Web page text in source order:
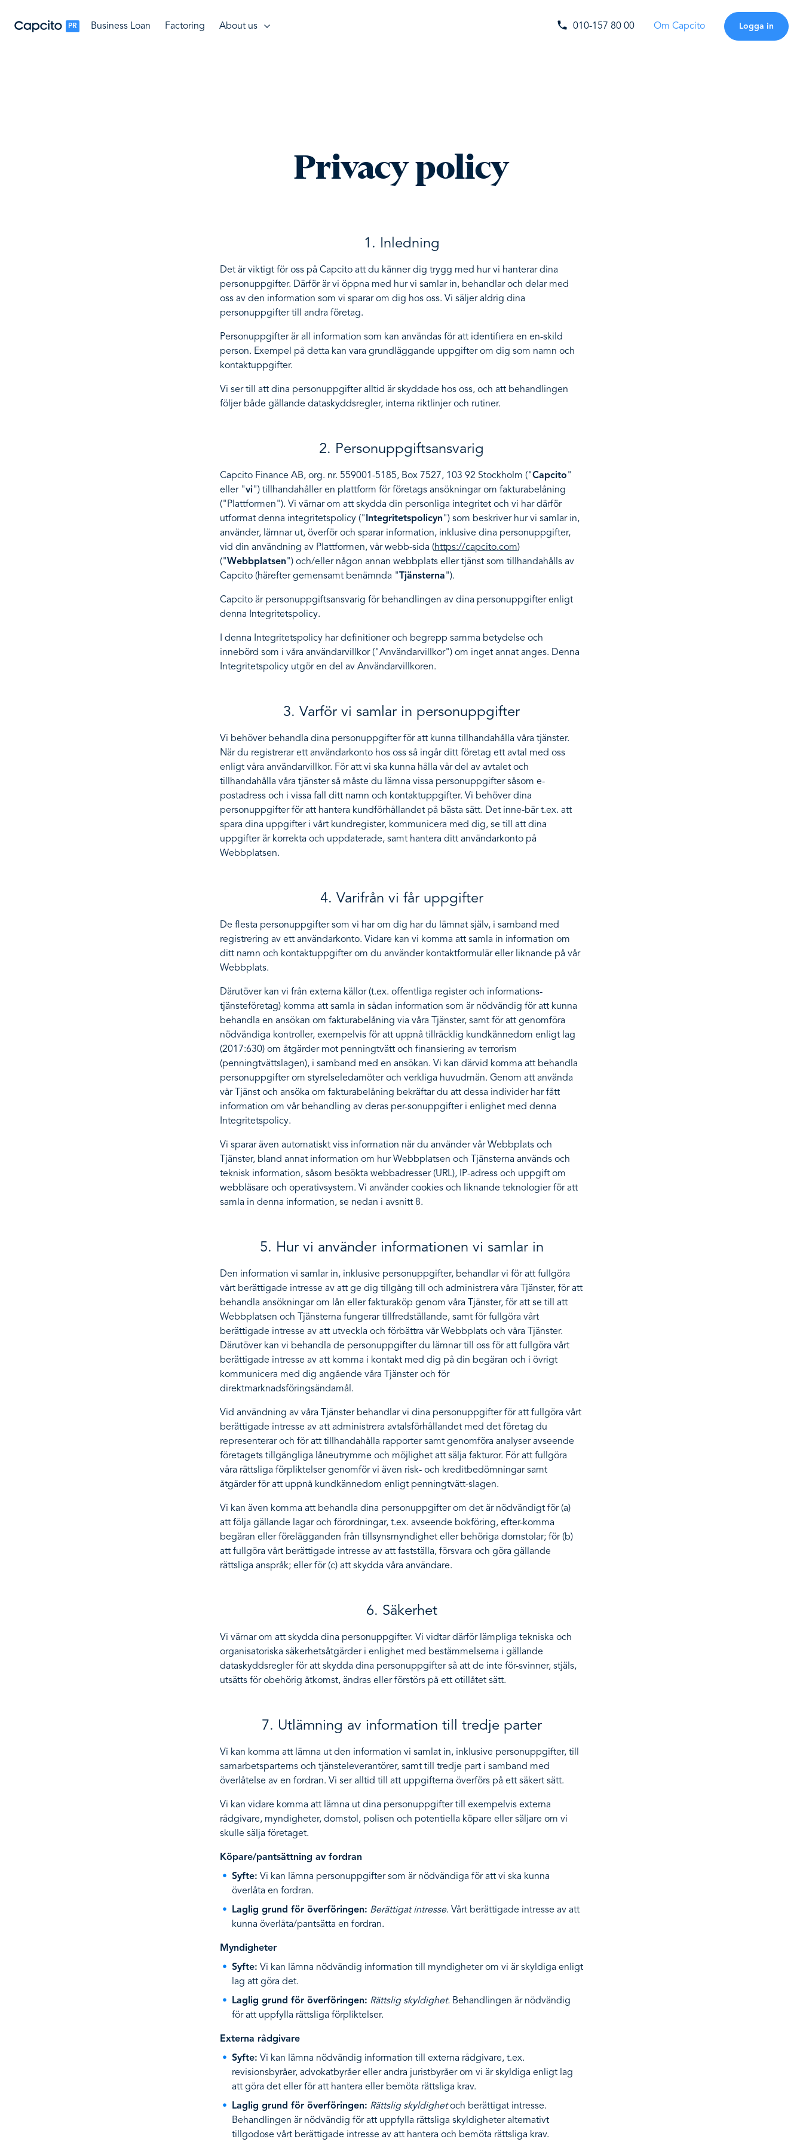
PR Business Loan Factoring About us 010-157 80 00 Om Capcito Logga in
Privacy policy
1. Inledning
Det är viktigt för oss på Capcito att du känner dig trygg med hur vi hanterar dina
personuppgifter. Därför är vi öppna med hur vi samlar in, behandlar och delar med
oss av den information som vi sparar om dig hos oss. Vi säljer aldrig dina
personuppgifter till andra företag.
Personuppgifter är all information som kan användas för att identifiera en en-skild
person. Exempel på detta kan vara grundläggande uppgifter om dig som namn och
kontaktuppgifter.
Vi ser till att dina personuppgifter alltid är skyddade hos oss, och att behandlingen
följer både gällande dataskyddsregler, interna riktlinjer och rutiner.
2. Personuppgiftsansvarig
Capcito Finance AB, org. nr. 559001-5185, Box 7527, 103 92 Stockholm ("Capcito"
eller "vi") tillhandahåller en plattform för företags ansökningar om fakturabelåning
("Plattformen"). Vi värnar om att skydda din personliga integritet och vi har därför
utformat denna integritetspolicy (" Integritetspolicyn") som beskriver hur vi samlar in,
använder, lämnar ut, överför och sparar information, inklusive dina personuppgifter,
vid din användning av Plattformen, vår webb-sida (https://capcito.com)
("Webbplatsen") och/eller någon annan webbplats eller tjänst som tillhandahålls av
Capcito (härefter gemensamt benämnda "
Tjänsterna").
Capcito är personuppgiftsansvarig för behandlingen av dina personuppgifter enligt
denna Integritetspolicy.
I denna Integritetspolicy har definitioner och begrepp samma betydelse och
innebörd som i våra användarvillkor ("Användarvillkor") om inget annat anges. Denna
Integritetspolicy utgör en del av Användarvillkoren.
3. Varför vi samlar in personuppgifter
Vi behöver behandla dina personuppgifter för att kunna tillhandahålla våra tjänster.
När du registrerar ett användarkonto hos oss så ingår ditt företag ett avtal med oss
enligt våra användarvillkor. För att vi ska kunna hålla vår del av avtalet och
tillhandahålla våra tjänster så måste du lämna vissa personuppgifter såsom e-
postadress och i vissa fall ditt namn och kontaktuppgifter. Vi behöver dina
personuppgifter för att hantera kundförhållandet på bästa sätt. Det inne-bär t.ex. att
spara dina uppgifter i vårt kundregister, kommunicera med dig, se till att dina
uppgifter är korrekta och uppdaterade, samt hantera ditt användarkonto på
Webbplatsen.
4. Varifrån vi får uppgifter
De flesta personuppgifter som vi har om dig har du lämnat själv, i samband med
registrering av ett användarkonto. Vidare kan vi komma att samla in information om
ditt namn och kontaktuppgifter om du använder kontaktformulär eller liknande på vår
Webbplats.
Därutöver kan vi från externa källor (t.ex. offentliga register och informations-
tjänsteföretag) komma att samla in sådan information som är nödvändig för att kunna
behandla en ansökan om fakturabelåning via våra Tjänster, samt för att genomföra
nödvändiga kontroller, exempelvis för att uppnå tillräcklig kundkännedom enligt lag
(2017:630) om åtgärder mot penningtvätt och finansiering av terrorism
(penningtvättslagen), i samband med en ansökan. Vi kan därvid komma att behandla
personuppgifter om styrelseledamöter och verkliga huvudmän. Genom att använda
vår Tjänst och ansöka om fakturabelåning bekräftar du att dessa individer har fått
information om vår behandling av deras per-sonuppgifter i enlighet med denna
Integritetspolicy.
Vi sparar även automatiskt viss information när du använder vår Webbplats och
Tjänster, bland annat information om hur Webbplatsen och Tjänsterna används och
teknisk information, såsom besökta webbadresser (URL), IP-adress och uppgift om
webbläsare och operativsystem. Vi använder cookies och liknande teknologier för att
samla in denna information, se nedan i avsnitt 8.
5. Hur vi använder informationen vi samlar in
Den information vi samlar in, inklusive personuppgifter, behandlar vi för att fullgöra
vårt berättigade intresse av att ge dig tillgång till och administrera våra Tjänster, för att
behandla ansökningar om lån eller fakturaköp genom våra Tjänster, för att se till att
Webbplatsen och Tjänsterna fungerar tillfredställande, samt för fullgöra vårt
berättigade intresse av att utveckla och förbättra vår Webbplats och våra Tjänster.
Därutöver kan vi behandla de personuppgifter du lämnar till oss för att fullgöra vårt
berättigade intresse av att komma i kontakt med dig på din begäran och i övrigt
kommunicera med dig angående våra Tjänster och för
direktmarknadsföringsändamål.
Vid användning av våra Tjänster behandlar vi dina personuppgifter för att fullgöra vårt
berättigade intresse av att administrera avtalsförhållandet med det företag du
representerar och för att tillhandahålla rapporter samt genomföra analyser avseende
företagets tillgängliga låneutrymme och möjlighet att sälja fakturor. För att fullgöra
våra rättsliga förpliktelser genomför vi även risk- och kreditbedömningar samt
åtgärder för att uppnå kundkännedom enligt penningtvätt-slagen.
Vi kan även komma att behandla dina personuppgifter om det är nödvändigt för (a)
att följa gällande lagar och förordningar, t.ex. avseende bokföring, efter-komma
begäran eller förelägganden från tillsynsmyndighet eller behöriga domstolar; för (b)
att fullgöra vårt berättigade intresse av att fastställa, försvara och göra gällande
rättsliga anspråk; eller för (c) att skydda våra användare.
6. Säkerhet
Vi värnar om att skydda dina personuppgifter. Vi vidtar därför lämpliga tekniska och
organisatoriska säkerhetsåtgärder i enlighet med bestämmelserna i gällande
dataskyddsregler för att skydda dina personuppgifter så att de inte för-svinner, stjäls,
utsätts för obehörig åtkomst, ändras eller förstörs på ett otillåtet sätt.
7. Utlämning av information till tredje parter
Vi kan komma att lämna ut den information vi samlat in, inklusive personuppgifter, till
samarbetsparterns och tjänsteleverantörer, samt till tredje part i samband med
överlåtelse av en fordran. Vi ser alltid till att uppgifterna överförs på ett säkert sätt.
Vi kan vidare komma att lämna ut dina personuppgifter till exempelvis externa
rådgivare, myndigheter, domstol, polisen och potentiella köpare eller säljare om vi
skulle sälja företaget.
Köpare/pantsättning av fordran
Syfte: Vi kan lämna personuppgifter som är nödvändiga för att vi ska kunna
överlåta en fordran.
Laglig grund för överföringen: Berättigat intresse. Vårt berättigade intresse av att
kunna överlåta/pantsätta en fordran.
Myndigheter
Syfte: Vi kan lämna nödvändig information till myndigheter om vi är skyldiga enligt
lag att göra det.
Laglig grund för överföringen: Rättslig skyldighet. Behandlingen är nödvändig
för att uppfylla rättsliga förpliktelser.
Externa rådgivare
Syfte: Vi kan lämna nödvändig information till externa rådgivare, t.ex.
revisionsbyråer, advokatbyråer eller andra juristbyråer om vi är skyldiga enligt lag
att göra det eller för att hantera eller bemöta rättsliga krav.
Laglig grund för överföringen: Rättslig skyldighetoch berättigat intresse.
Behandlingen är nödvändig för att uppfylla rättsliga skyldigheter alternativt
tillgodose vårt berättigade intresse av att hantera och bemöta rättsliga krav.